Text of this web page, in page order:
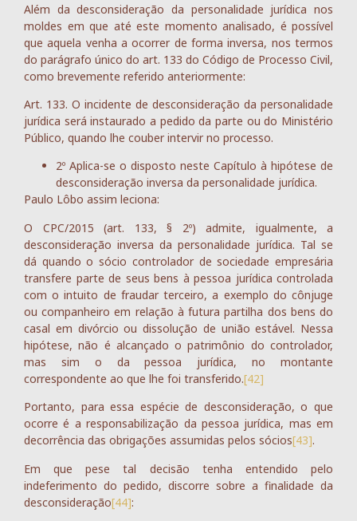
Além da desconsideração da personalidade jurídica nos
moldes em que até este momento analisado, é possível
que aquela venha a ocorrer de forma inversa, nos termos
do parágrafo único do art. 133 do Código de Processo Civil,
como brevemente referido anteriormente:
Art. 133. O incidente de desconsideração da personalidade
jurídica será instaurado a pedido da parte ou do Ministério
Público, quando lhe couber intervir no processo.
2º Aplica-se o disposto neste Capítulo à hipótese de
desconsideração inversa da personalidade jurídica.
Paulo Lôbo assim leciona:
O CPC/2015 (art. 133, § 2º) admite, igualmente, a
desconsideração inversa da personalidade jurídica. Tal se
dá quando o sócio controlador de sociedade empresária
transfere parte de seus bens à pessoa jurídica controlada
com o intuito de fraudar terceiro, a exemplo do cônjuge
ou companheiro em relação à futura partilha dos bens do
casal em divórcio ou dissolução de união estável. Nessa
hipótese, não é alcançado o patrimônio do controlador,
mas sim o da pessoa jurídica, no montante
correspondente ao que lhe foi transferido.[42]
Portanto, para essa espécie de desconsideração, o que
ocorre é a responsabilização da pessoa jurídica, mas em
decorrência das obrigações assumidas pelos sócios[43].
Em que pese tal decisão tenha entendido pelo
indeferimento do pedido, discorre sobre a finalidade da
desconsideração[44]: